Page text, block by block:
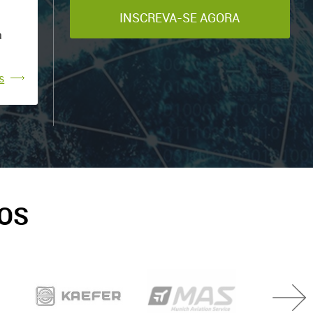
INSCREVA-SE AGORA